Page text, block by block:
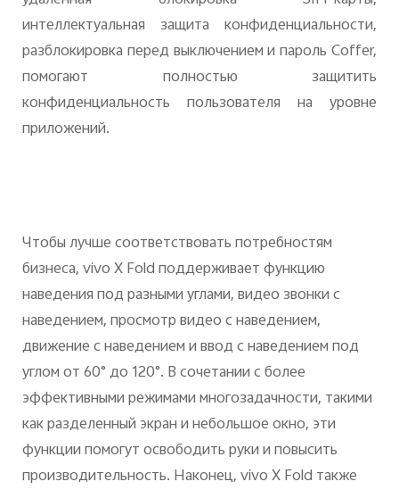
интеллектуальная защита конфиденциальности,
разблокировка перед выключением и парольCoffer,
помогают полностью защитить
конфиденциальность пользователя на уровне
приложений.
Чтобы лучше соответствовать потребностям
бизнеса,vivoXFoldподдерживает функцию
наведения под разными углами, видео звонки с
наведением, просмотр видео с наведением,
движение с наведением и ввод с наведением под
углом от 60° до 120°. В сочетании с более
эффективными режимами многозадачности, такими
как разделенный экран и небольшое окно, эти
функции помогут освободить руки и повысить
производительность. Наконец,vivoXFold также